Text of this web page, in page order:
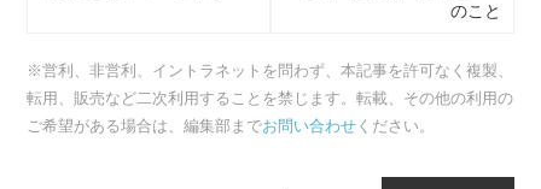
のこと
※営利、非営利、イントラネットを問わず、本記事を許可なく複製、
転用、販売など二次利用することを禁じます。転載、その他の利用の
ご希望がある場合は、編集部までお問い合わせ ください。